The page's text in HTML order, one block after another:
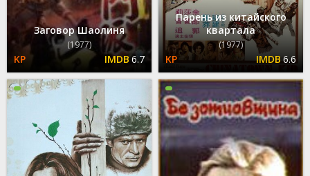
Заговор Шаолиня
(1977)
6.7
Парень из китайского
квартала
(1977)
6.6